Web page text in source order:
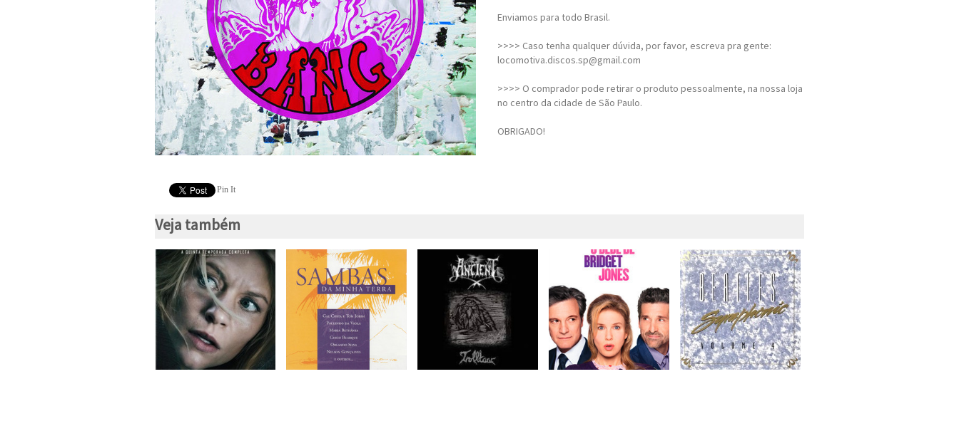
Pin It
Enviamos para todo Brasil.
>>>> Caso tenha qualquer dúvida, por favor, escreva pra gente:
locomotiva.discos.sp@gmail.com
>>>> O comprador pode retirar o produto pessoalmente, na nossa loja
no centro da cidade de São Paulo.
OBRIGADO!
Veja também